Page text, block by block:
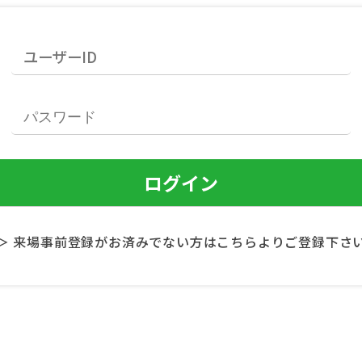
来場事前登録がお済みでない方はこちらよりご登録下さ